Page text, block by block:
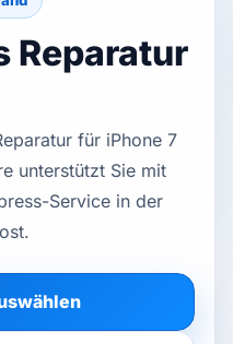
Reparatur
für iPhone 7
unterstützt Sie mit
Service in der